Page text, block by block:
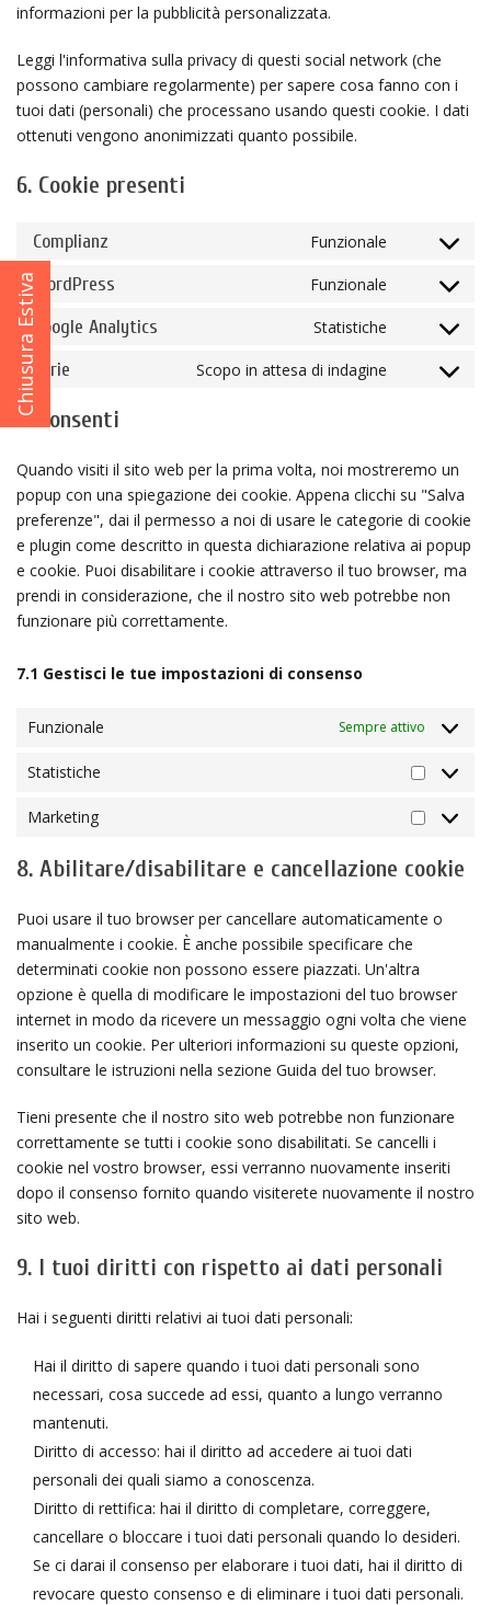
informazioni per la pubblicità personalizzata.
Leggi l'informativa sulla privacy di questi social network (che
possono cambiare regolarmente) per sapere cosa fanno con i
tuoi dati (personali) che processano usando questi cookie. I dati
ottenuti vengono anonimizzati quanto possibile.
6. Cookie presenti
Complianz Funzionale
Consent
complianz
WordPress Funzionale
Consent
wordpress
Google Analytics Statistiche
Consent
Varie Scopo in attesa di indagine
Consent
varie
7. Consenti
Quando visiti il sito web per la prima volta, noi mostreremo un
popup con una spiegazione dei cookie. Appena clicchi su "Salva
preferenze", dai il permesso a noi di usare le categorie di cookie
e plugin come descritto in questa dichiarazione relativa ai popup
e cookie. Puoi disabilitare i cookie attraverso il tuo browser, ma
prendi in considerazione, che il nostro sito web potrebbe non
funzionare più correttamente.
7.1 Gestisci le tue impostazioni di consenso
Funzionale Sempre attivo
Statistiche
Marketing
8. Abilitare/disabilitare e cancellazione cookie
Puoi usare il tuo browser per cancellare automaticamente o
manualmente i cookie. È anche possibile specificare che
determinati cookie non possono essere piazzati. Un'altra
opzione è quella di modificare le impostazioni del tuo browser
internet in modo da ricevere un messaggio ogni volta che viene
inserito un cookie. Per ulteriori informazioni su queste opzioni,
consultare le istruzioni nella sezione Guida del tuo browser.
Tieni presente che il nostro sito web potrebbe non funzionare
correttamente se tutti i cookie sono disabilitati. Se cancelli i
cookie nel vostro browser, essi verranno nuovamente inseriti
dopo il consenso fornito quando visiterete nuovamente il nostro
sito web.
9. I tuoi diritti con rispetto ai dati personali
Hai i seguenti diritti relativi ai tuoi dati personali:
Hai il diritto di sapere quando i tuoi dati personali sono
necessari, cosa succede ad essi, quanto a lungo verranno
mantenuti.
Diritto di accesso: hai il diritto ad accedere ai tuoi dati
personali dei quali siamo a conoscenza.
Diritto di rettifica: hai il diritto di completare, correggere,
cancellare o bloccare i tuoi dati personali quando lo desideri.
Se ci darai il consenso per elaborare i tuoi dati, hai il diritto di
revocare questo consenso e di eliminare i tuoi dati personali.
Chiusura Estiva